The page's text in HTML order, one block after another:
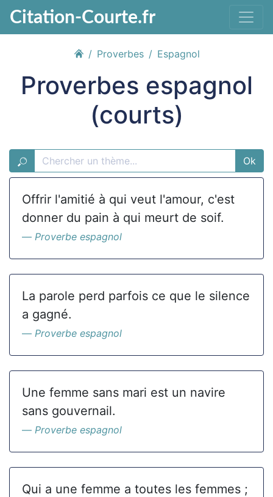
Citation-Courte.fr
Proverbes Espagnol
Proverbes espagnol
(courts)
Ok
Offrir l'amitié à qui veut l'amour, c'est
donner du pain à qui meurt de soif.
Proverbe espagnol
La parole perd parfois ce que le silence
a gagné.
Proverbe espagnol
Une femme sans mari est un navire
sans gouvernail.
Proverbe espagnol
Qui a une femme a toutes les femmes ;